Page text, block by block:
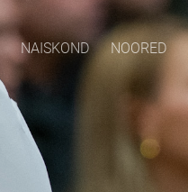
NAISKOND NOORED